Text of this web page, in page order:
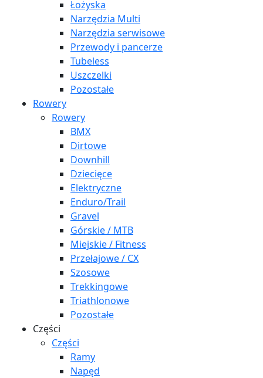
Łożyska
Narzędzia Multi
Narzędzia serwisowe
Przewody i pancerze
Tubeless
Uszczelki
Pozostałe
Rowery
Rowery
BMX
Dirtowe
Downhill
Dziecięce
Elektryczne
Enduro/Trail
Gravel
Górskie / MTB
Miejskie / Fitness
Przełajowe / CX
Szosowe
Trekkingowe
Triathlonowe
Pozostałe
Części
Części
Ramy
Napęd